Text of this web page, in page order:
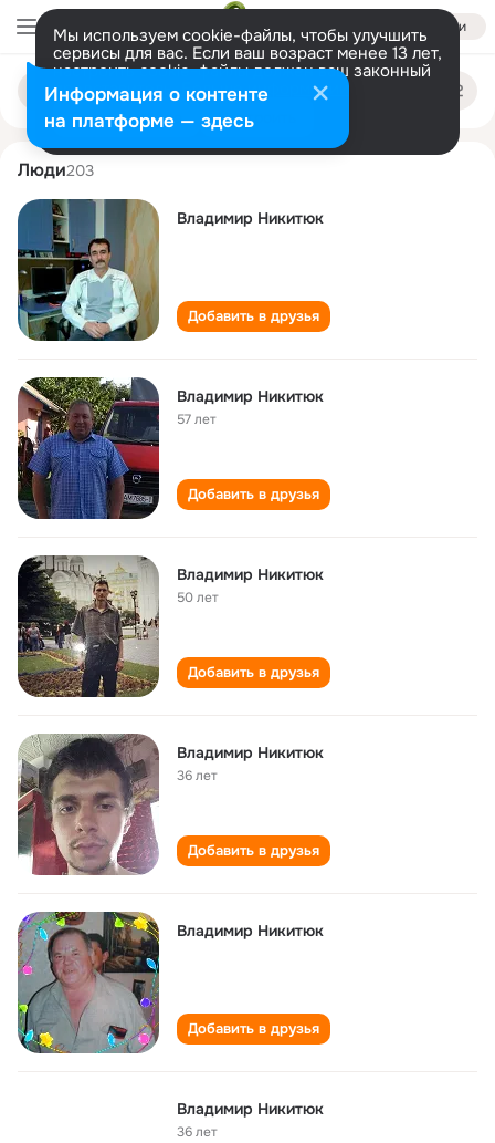
Войти
Мы используем cookie-файлы, чтобы улучшить
сервисы для вас. Если ваш возраст менее 13 лет,
настроить cookie-файлы должен ваш законный
представитель. Больше информации
Разрешить все Настроить
Поиск
людям
vladimir nikityuk
Люди203
Владимир Никитюк
Добавить в друзья
Владимир Никитюк
57 лет
Добавить в друзья
Владимир Никитюк
50 лет
Добавить в друзья
Владимир Никитюк
36 лет
Добавить в друзья
Владимир Никитюк
Добавить в друзья
Владимир Никитюк
36 лет
Информация о контенте
на платформе — здесь